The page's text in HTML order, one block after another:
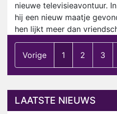
nieuwe televisieavontuur.
hij een nieuw maatje
hen lijkt meer dan
Vorige 1 2 3
LAATSTE NIEUWS